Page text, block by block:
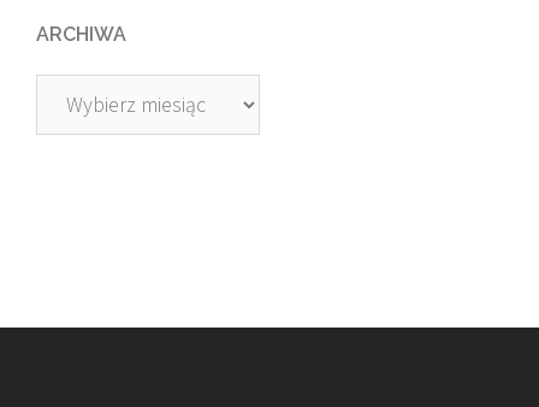
ARCHIWA
Archiwa